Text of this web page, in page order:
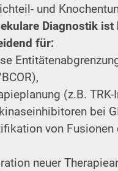
und
Diagnostik ist
für:
(z.B. TRK-
bei
von Fusionen
neuer